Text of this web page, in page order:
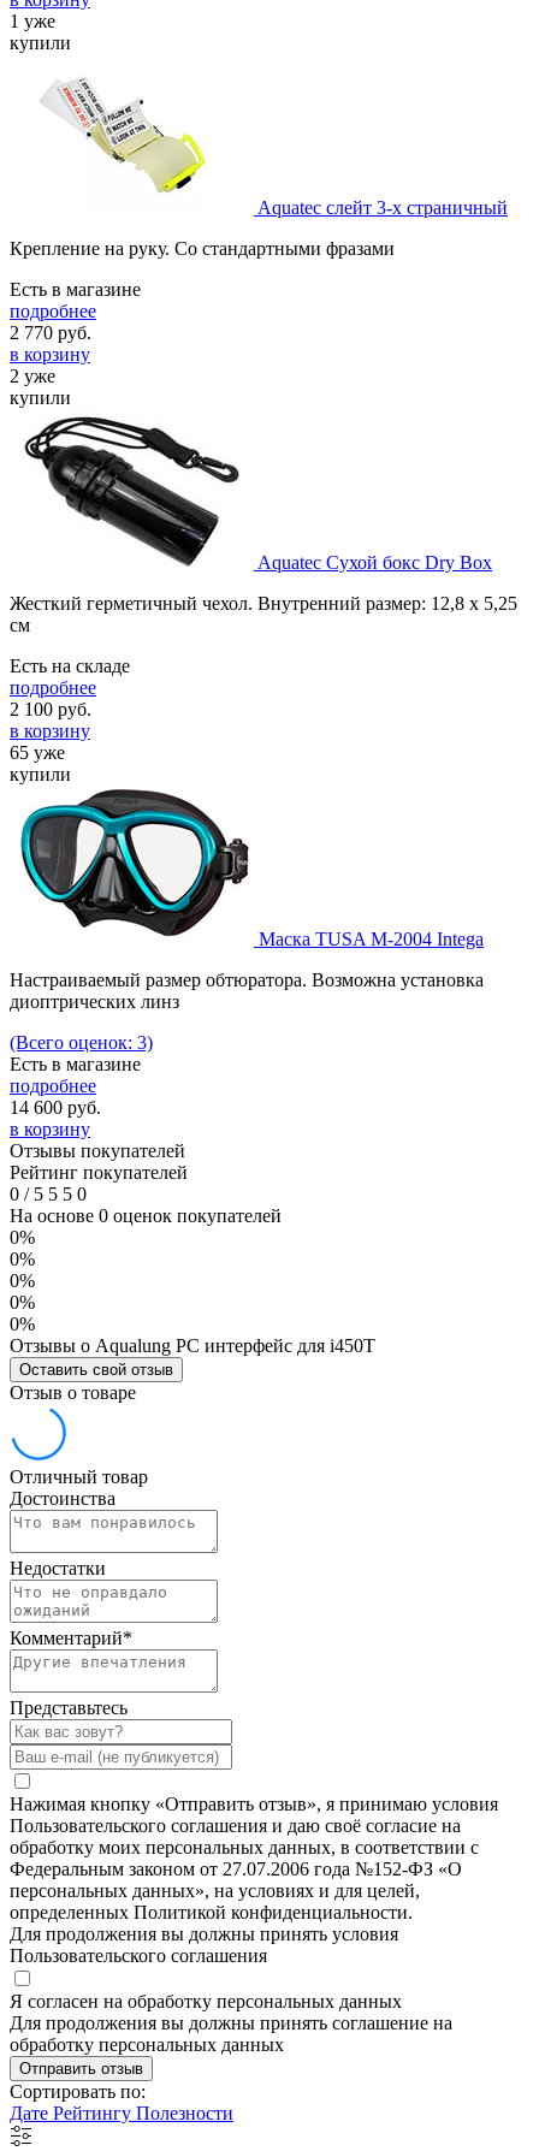
1 уже
купили
Aquatec слейт 3-х страничный
Крепление на руку. Со стандартными фразами
Есть в магазине
подробнее
2 770 руб.
в корзину
2 уже
купили
Aquatec Сухой бокс Dry Box
Жесткий герметичный чехол. Внутренний размер: 12,8 х 5,25
см
Есть на складе
подробнее
2 100 руб.
в корзину
65 уже
купили
Маска TUSA M-2004 Intega
Настраиваемый размер обтюратора. Возможна установка
диоптрических линз
(Всего оценок: 3)
Есть в магазине
подробнее
14 600 руб.
в корзину
Отзывы покупателей
Рейтинг покупателей
0 /5 5 5 0
На основе 0 оценок покупателей
0%
0%
0%
0%
0%
Отзывы о Aqualung PC интерфейс для i450T
Оставить свой отзыв
Отзыв о товаре
Отличный товар
Достоинства
Недостатки
Комментарий*
Представьтесь
Нажимая кнопку «Отправить отзыв», я принимаю условия
Пользовательского соглашения и даю своё согласие на
обработку моих персональных данных, в соответствии с
Федеральным законом от 27.07.2006 года №152-ФЗ «О
персональных данных», на условиях и для целей,
определенных Политикой конфиденциальности.
Для продолжения вы должны принять условия
Пользовательского соглашения
Я согласен на обработку персональных данных
Для продолжения вы должны принять соглашение на
обработку персональных данных
Отправить отзыв
Сортировать по:
Дате Рейтингу Полезности